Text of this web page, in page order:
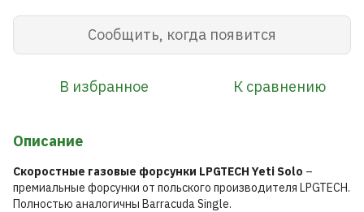
Сообщить, когда появится
В избранное К сравнению
Описание
Скоростные газовые форсунки LPGTECH Yeti Solo –
премиальные форсунки от польского производителя LPGTECH.
Полностью аналогичны Barracuda Single.